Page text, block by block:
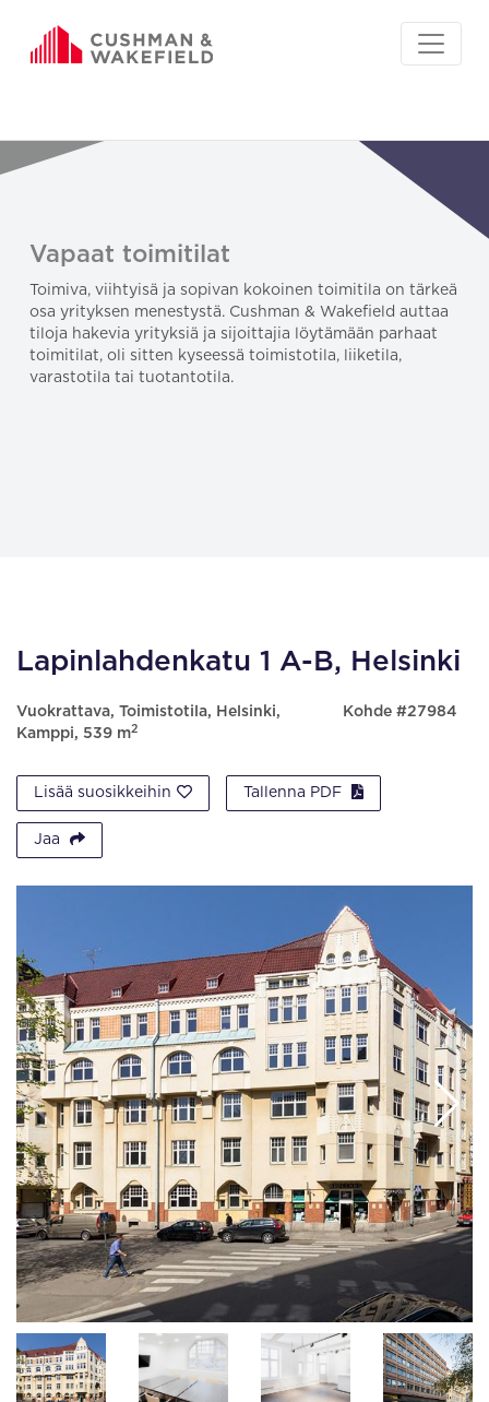
Vapaat toimitilat
Toimiva, viihtyisä ja sopivan kokoinen toimitila on tärkeä
osa yrityksen menestystä. Cushman & Wakefield auttaa
tiloja hakevia yrityksiä ja sijoittajia löytämään parhaat
toimitilat, oli sitten kyseessä toimistotila, liiketila,
varastotila tai tuotantotila.
Lapinlahdenkatu 1 A-B, Helsinki
Vuokrattava, Toimistotila, Helsinki,
Kamppi, 539 m2
Kohde #27984
Lisää suosikkeihin Tallenna PDF
Jaa